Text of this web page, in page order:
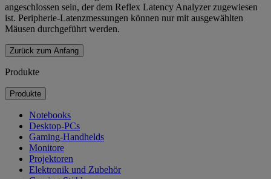
angeschlossen sein, der dem Reflex Latency Analyzer zugewiesen
ist. Peripherie-Latenzmessungen können nur mit ausgewählten
Mäusen durchgeführt werden.
Zurück zum Anfang
Produkte
Produkte
Notebooks
Desktop-PCs
Gaming-Handhelds
Monitore
Projektoren
Elektronik und Zubehör